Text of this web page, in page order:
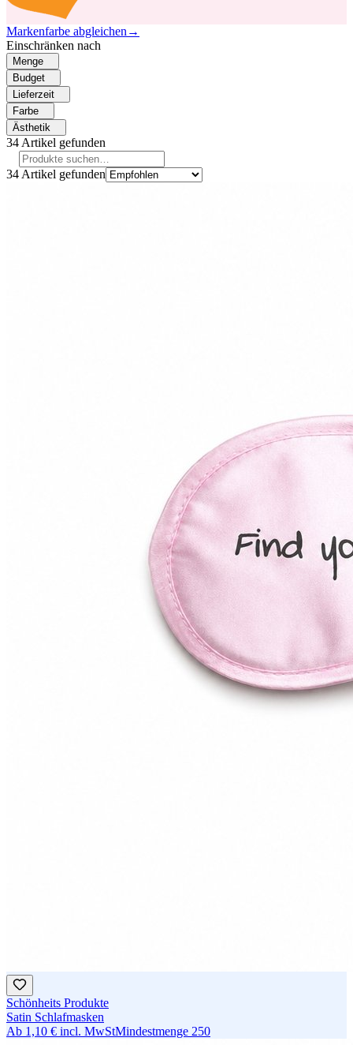
Markenfarbe abgleichen →
Einschränken nach
Menge
Budget
Lieferzeit
Farbe
Ästhetik
34 Artikel gefunden
34 Artikel gefunden
Schönheits Produkte
Satin Schlafmasken
Ab 1,10 € incl. MwStMindestmenge 250